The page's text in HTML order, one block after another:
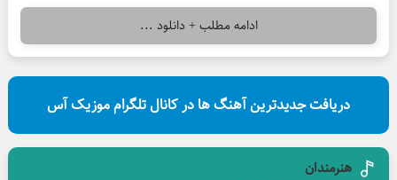
ادامه مطلب + دانلود ...
دریافت جدیدترین آهنگ ها در کانال تلگرام موزیک آس
هنرمندان